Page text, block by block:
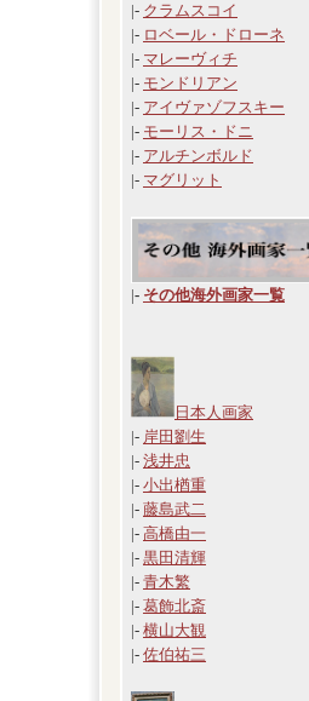
|- クラムスコイ
|- ロベール・ドローネ
|- マレーヴィチ
|- モンドリアン
|- アイヴァゾフスキー
|- モーリス・ドニ
|- アルチンボルド
|- マグリット
|- その他海外画家一覧
日本人画家
|- 岸田劉生
|- 浅井忠
|- 小出楢重
|- 藤島武二
|- 高橋由一
|- 黒田清輝
|- 青木繁
|- 葛飾北斎
|- 横山大観
|- 佐伯祐三